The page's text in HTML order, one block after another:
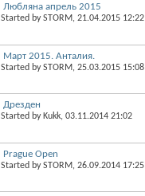
Любляна апрель 2015
Started bySTORM, 21.04.2015 12:22
Март 2015. Анталия.
Started bySTORM, 25.03.2015 15:08
Дрезден
Started by Kukk, 03.11.2014 21:02
Prague Open
Started bySTORM, 26.09.2014 17:25